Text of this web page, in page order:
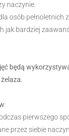
naczynie.
osób pełnoletnich
jak bardziej
będą
:
pierwszego
przez siebie